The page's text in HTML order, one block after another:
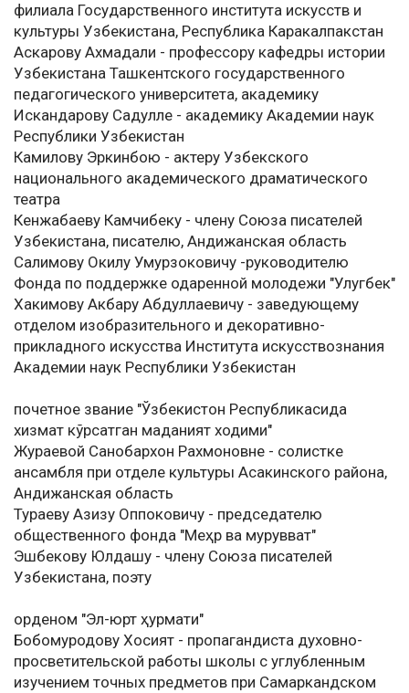
филиала Государственного института искусств и
культуры Узбекистана, Республика Каракалпакстан
Аскарову Ахмадали - профессору кафедры истории
Узбекистана Ташкентского государственного
педагогического университета, академику
Искандарову Садулле - академику Академии наук
Республики Узбекистан
Камилову Эркинбою - актеру Узбекского
национального академического драматического
театра
Кенжабаеву Камчибеку - члену Союза писателей
Узбекистана, писателю, Андижанская область
Салимову Окилу Умурзоковичу -руководителю
Фонда по поддержке одаренной молодежи "Улугбек"
Хакимову Акбару Абдуллаевичу - заведующему
отделом изобразительного и декоративно-
прикладного искусства Института искусствознания
Академии наук Республики Узбекистан
почетное звание "Ўзбекистон Республикасида
хизмат кўрсатган маданият ходими"
Жураевой Санобархон Рахмоновне - солистке
ансамбля при отделе культуры Асакинского района,
Андижанская область
Тураеву Азизу Оппоковичу - председателю
общественного фонда "Меҳр ва мурувват"
Эшбекову Юлдашу - члену Союза писателей
Узбекистана, поэту
орденом "Эл-юрт ҳурмати"
Бобомуродову Хосият - пропагандиста духовно-
просветительской работы школы с углубленным
изучением точных предметов при Самаркандском